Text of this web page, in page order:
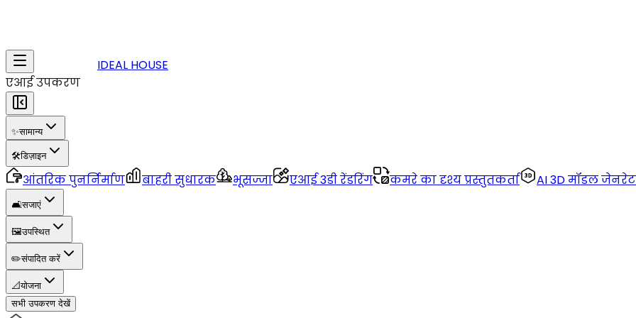
IDEAL HOUSE
एआई उपकरण
✨सामान्य
🛠️डिज़ाइन
आंतरिक पुनर्निर्माण बाहरी सुधारक भूसज्जा एआई 3डी रेंडरिंग कमरे का दृश्य प्रस्तुतकर्ता AI 3D मॉडल
🛋️सजाएं
🖼️उपस्थित
✏️संपादित करें
📐योजना
सभी उपकरण देखें